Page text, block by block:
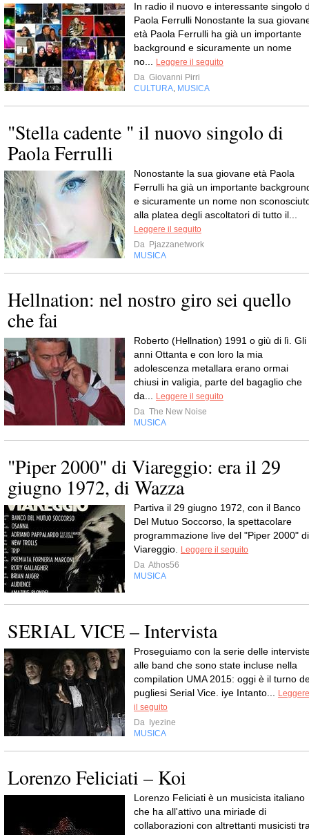
In radio il nuovo e interessante singolo
Paola Ferrulli Nonostante la sua
età Paola Ferrulli ha già un importante
background e sicuramente un nome
no... Leggere il seguito
Da Giovanni Pirri
CULTURA, MUSICA
"Stella cadente " il nuovo singolo di
Paola Ferrulli
Nonostante la sua giovane età Paola
Ferrulli ha già un importante
e sicuramente un nome non
alla platea degli ascoltatori di tutto il...
Leggere il seguito
Da Pjazzanetwork
MUSICA
Hellnation: nel nostro giro sei quello
che fai
Roberto (Hellnation) 1991 o giù di lì. Gli
anni Ottanta e con loro la mia
adolescenza metallara erano ormai
chiusi in valigia, parte del bagaglio che
da... Leggere il seguito
Da The New Noise
MUSICA
"Piper 2000" di Viareggio: era il 29
giugno 1972, di Wazza
Partiva il 29 giugno 1972, con il Banco
Del Mutuo Soccorso, la spettacolare
programmazione live del "Piper 2000" di
Viareggio. Leggere il seguito
Da Athos56
MUSICA
SERIAL VICE – Intervista
Proseguiamo con la serie delle
alle band che sono state incluse nella
compilation UMA 2015: oggi è il turno
pugliesi Serial Vice. iye Intanto... Leggere
il seguito
Da
Iyezine
MUSICA
Lorenzo Feliciati – Koi
Lorenzo Feliciati è un musicista italiano
che ha all'attivo una miriade di
collaborazioni con altrettanti musicisti